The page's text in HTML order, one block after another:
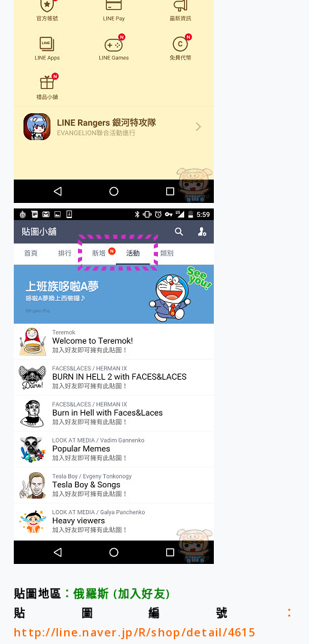
貼圖地區 ：俄羅斯 (加入好友)
貼圖編號
：
http://line.naver.jp/R/shop/detail/4615